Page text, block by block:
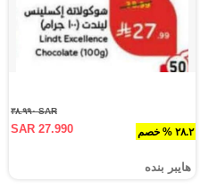
٢٨.٢ % خصم
SAR ٣٨.٩٩٠
SAR 27.990
هايبر بنده